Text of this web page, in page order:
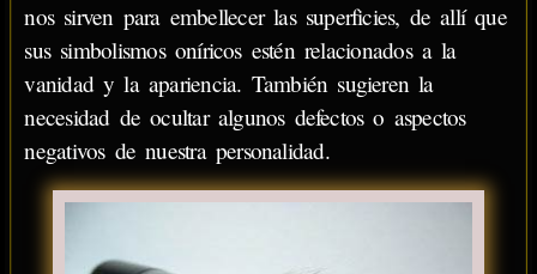
nos sirven para embellecer las superficies, de allí que
sus simbolismos oníricos estén relacionados a la
vanidad y la apariencia. También sugieren la
necesidad de ocultar algunos defectos o aspectos
negativos de nuestra personalidad.